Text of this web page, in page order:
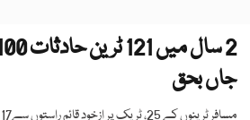
جاں بحق